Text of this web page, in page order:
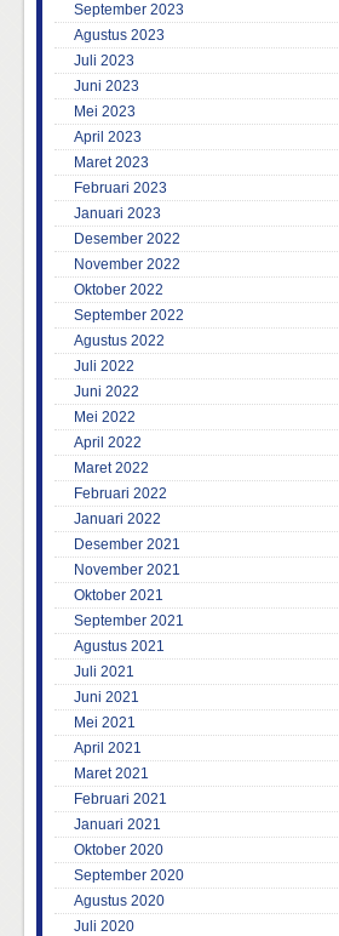
September 2023
Agustus 2023
Juli 2023
Juni 2023
Mei 2023
April 2023
Maret 2023
Februari 2023
Januari 2023
Desember 2022
November 2022
Oktober 2022
September 2022
Agustus 2022
Juli 2022
Juni 2022
Mei 2022
April 2022
Maret 2022
Februari 2022
Januari 2022
Desember 2021
November 2021
Oktober 2021
September 2021
Agustus 2021
Juli 2021
Juni 2021
Mei 2021
April 2021
Maret 2021
Februari 2021
Januari 2021
Oktober 2020
September 2020
Agustus 2020
Juli 2020